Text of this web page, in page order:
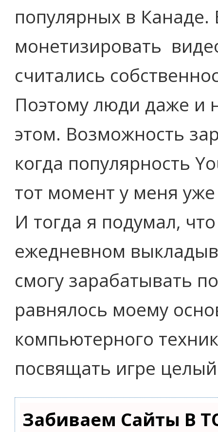
популярных в
монетизировать
считались
Поэтому люди даже и
этом. Возможность
когда популярность
тот момент у меня
И тогда я подумал,
ежедневном
смогу зарабатывать
равнялось моему
компьютерного
посвящать игре
Забиваем Сайты В